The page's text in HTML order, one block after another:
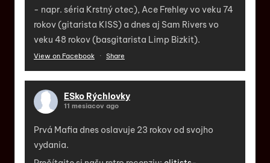
- napr. séria Krstný otec), Ace Frehley vo veku 74
rokov (gitarista KISS) a dnes aj Sam Rivers vo
veku 48 rokov (basgitarista Limp Bizkit).
View on Facebook · Share
ESko Rýchlovky
11 mesiacov ago
Prvá Mafia dnes oslavuje 23 rokov od svojho
vydania.